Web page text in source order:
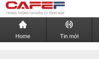
Home Tin mới